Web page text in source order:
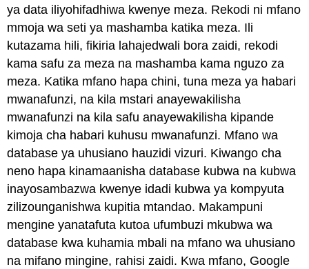
ya data iliyohifadhiwa kwenye meza. Rekodi ni mfano
mmoja wa seti ya mashamba katika meza. Ili
kutazama hili, fikiria lahajedwali bora zaidi, rekodi
kama safu za meza na mashamba kama nguzo za
meza. Katika mfano hapa chini, tuna meza ya habari
mwanafunzi, na kila mstari anayewakilisha
mwanafunzi na kila safu anayewakilisha kipande
kimoja cha habari kuhusu mwanafunzi. Mfano wa
database ya uhusiano hauzidi vizuri. Kiwango cha
neno hapa kinamaanisha database kubwa na kubwa
inayosambazwa kwenye idadi kubwa ya kompyuta
zilizounganishwa kupitia mtandao. Makampuni
mengine yanatafuta kutoa ufumbuzi mkubwa wa
database kwa kuhamia mbali na mfano wa uhusiano
na mifano mingine, rahisi zaidi. Kwa mfano, Google